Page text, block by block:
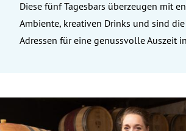
Untermenü
Untermenü
Diese fünf Tagesbars überzeugen mit
Ambiente, kreativen Drinks und sind
Adressen für eine genussvolle Auszeit